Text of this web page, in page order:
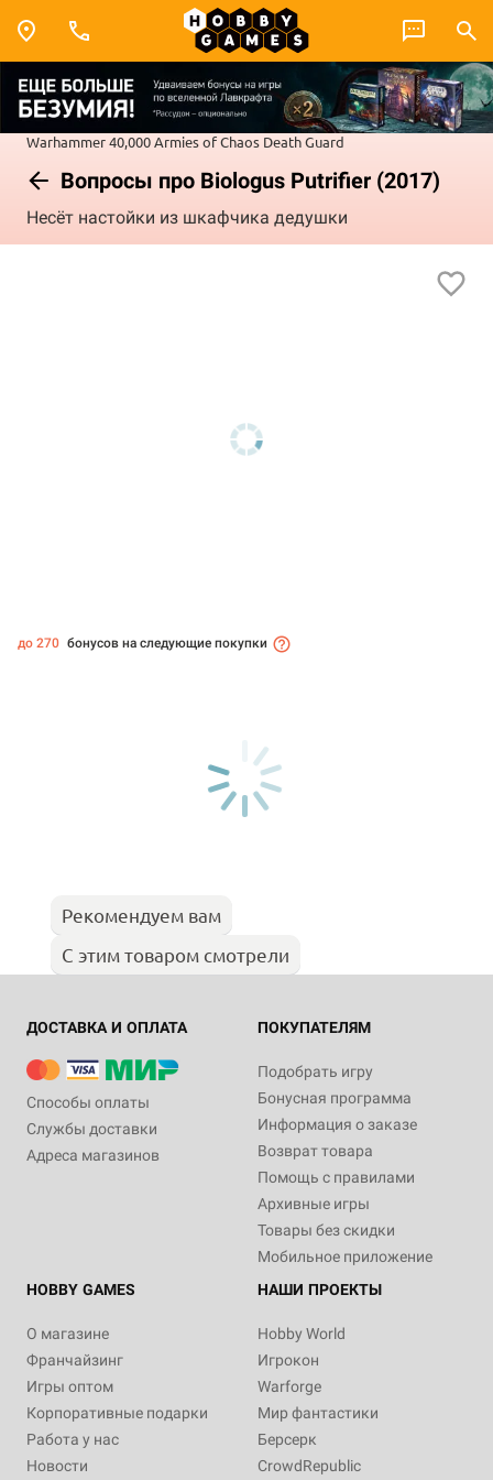
Warhammer 40,000Armies of Chaos Death Guard
Вопросы про Biologus Putrifier (2017)
Несёт настойки из шкафчика дедушки
до 270 бонусов на следующие покупки
Рекомендуем вам
С этим товаром смотрели
ДОСТАВКА И ОПЛАТА
Способы оплаты
Службы доставки
Адреса магазинов
ПОКУПАТЕЛЯМ
Подобрать игру
Бонусная программа
Информация о заказе
Возврат товара
Помощь с правилами
Архивные игры
Товары без скидки
Мобильное приложение
HOBBY GAMES
О магазине
Франчайзинг
Игры оптом
Корпоративные подарки
Работа у нас
Новости
НАШИ ПРОЕКТЫ
Hobby World
Игрокон
Warforge
Мир фантастики
Берсерк
CrowdRepublic